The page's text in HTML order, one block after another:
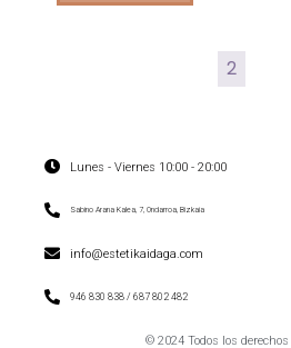
2
Lunes - Viernes 10:00 - 20:00
Sabino Arana Kalea, 7, Ondarroa, Bizkaia
info@estetikaidaga.com
946 830 838 / 687 802 482
© 2024 Todos los derechos